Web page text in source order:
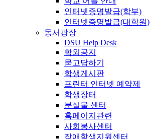
인터넷증명발급(학부)
인터넷증명발급(대학원)
동서광장
DSU Help Desk
학외공지
묻고답하기
학생게시판
프린터 인터넷 예약제
학생장터
분실물 센터
홈페이지관련
사회봉사센터
장애학생지원센터